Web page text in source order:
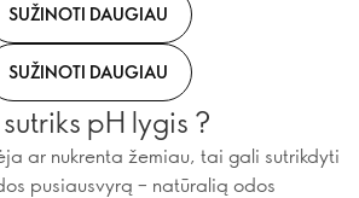
SUŽINOTI DAUGIAU
SUŽINOTI DAUGIAU
pH lygis ?
ar nukrenta žemiau, tai gali sutrikdyti
pusiausvyrą – natūralią odos